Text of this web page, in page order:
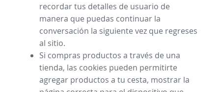
recordar tus detalles de usuario de
manera que puedas continuar la
conversación la siguiente vez que regreses
al sitio.
Si compras productos a través de una
tienda, las cookies pueden permitirte
agregar productos a tu cesta, mostrar la